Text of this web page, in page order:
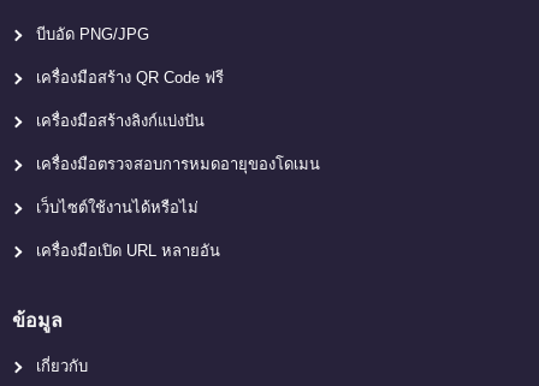
บีบอัด PNG/JPG
เครื่องมือสร้าง QR Code ฟรี
เครื่องมือสร้างลิงก์แบ่งปัน
เครื่องมือตรวจสอบการหมดอายุของโดเมน
เว็บไซต์ใช้งานได้หรือไม่
เครื่องมือเปิด URL หลายอัน
ข้อมูล
เกี่ยวกับ